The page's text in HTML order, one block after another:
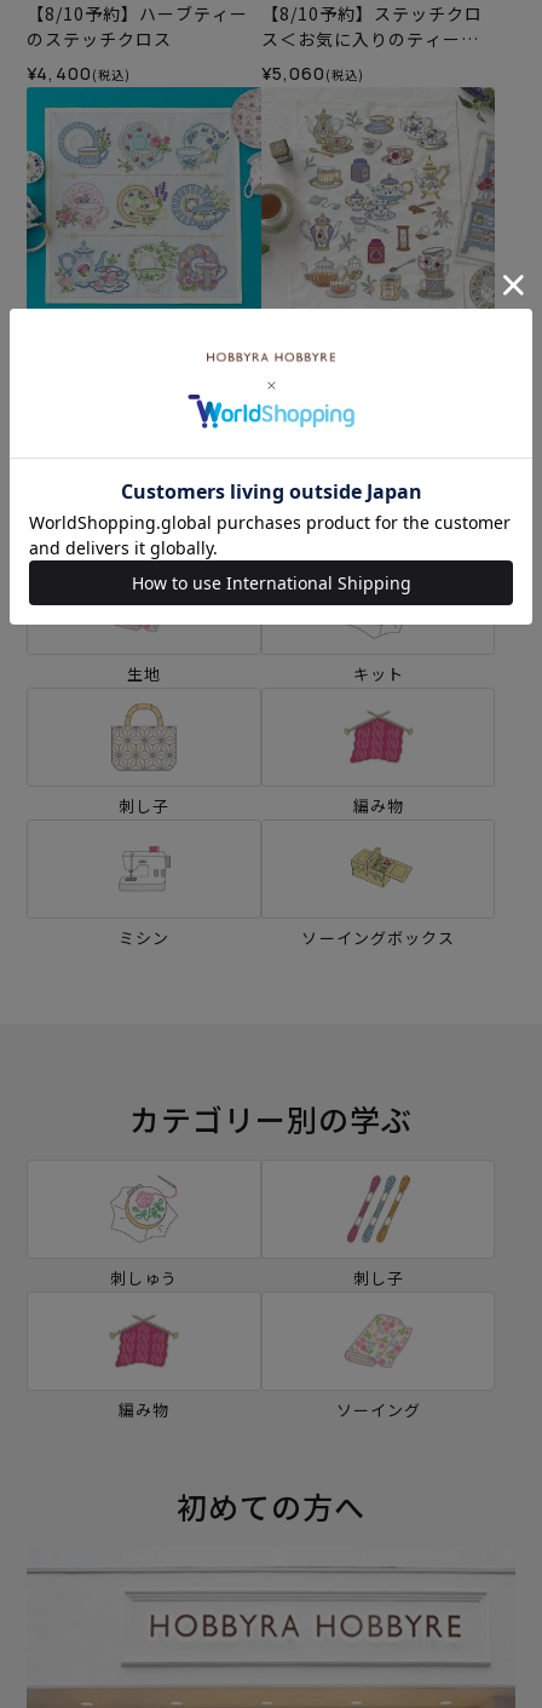
【8/10予約】ハーブティー
のステッチクロス
¥4,400 (税込)
【8/10予約】ステッチクロ
ス＜お気に入りのティーカ
ップ＞
¥5,060 (税込)
¥6,710(税込)
カテゴリーから探す
生地 キット
刺し子 編み物
ミシン ソーイングボックス
カテゴリー別の学ぶ
刺しゅう 刺し子
編み物 ソーイング
初めての方へ